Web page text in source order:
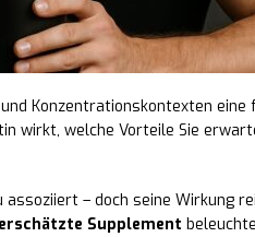
Konzentrationskontexten eine
wirkt, welche Vorteile Sie
– doch seine Wirkung
Supplement